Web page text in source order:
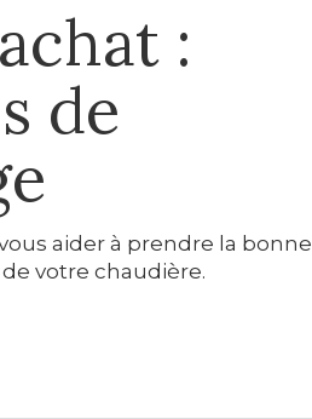
:
de
aider à prendre la bonne
votre chaudière.